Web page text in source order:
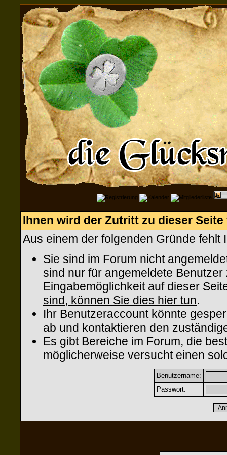
Ihnen wird der Zutritt zu dieser
Aus einem der folgenden Gründe
Sie sind im Forum nicht
sind nur für angemeldete
Eingabemöglichkeit auf dieser
sind, können Sie dies hier tun.
Ihr Benutzeraccount könnte
ab und kontaktieren den
Es gibt Bereiche im Forum, die
möglicherweise versucht einen
Benutzername:
Passwort: